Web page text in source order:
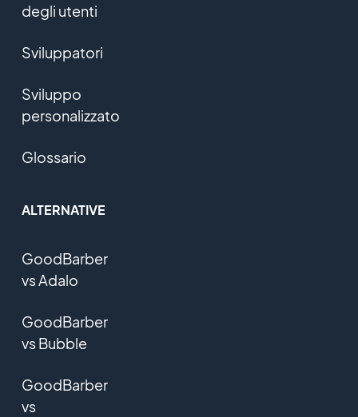
degli utenti
Sviluppatori
Sviluppo
personalizzato
Glossario
ALTERNATIVE
GoodBarber
vs Adalo
GoodBarber
vs Bubble
GoodBarber
vs